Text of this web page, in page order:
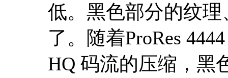
低。黑色部分的纹
了。随着ProRes
HQ 码流的压缩，黑